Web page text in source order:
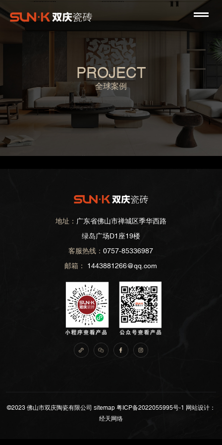
PROJECT
全球案例
地址： 广东省佛山市禅城区季华西路
绿岛广场D1座19楼
客服热线：0757-85336987
邮箱： 1443881266@qq.com
©2023 佛山市双庆陶瓷有限公司 sitemap 粤ICP备2022055995号-1 网站设计：
经天网络